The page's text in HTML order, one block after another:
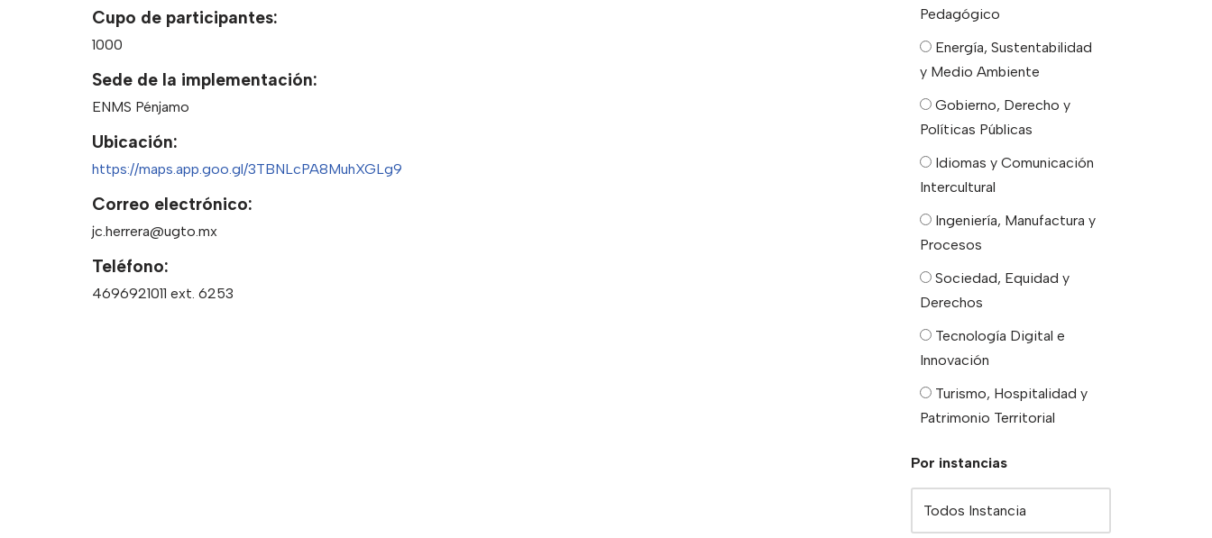
Cupo de participantes:
1000
Sede de la implementación:
ENMS Pénjamo
Ubicación:
https://maps.app.goo.gl/3TBNLcPA8MuhXGLg9
Correo electrónico:
jc.herrera@ugto.mx
Teléfono:
4696921011 ext. 6253
Pedagógico
Energía, Sustentabilidad
y Medio Ambiente
Gobierno, Derecho y
Políticas Públicas
Idiomas y Comunicación
Intercultural
Ingeniería, Manufactura y
Procesos
Sociedad, Equidad y
Derechos
Tecnología Digital e
Innovación
Turismo, Hospitalidad y
Patrimonio Territorial
Por instancias